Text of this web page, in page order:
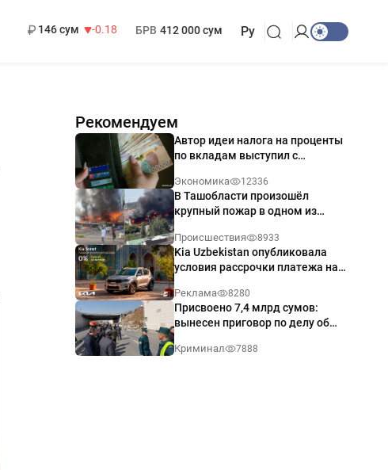
11 916 сум
28.92 МРОТ 1 271 000 сум Ру
Рекомендуем
Автор идеи налога на проценты
по вкладам выступил с
Экономика 12336
В Ташобласти произошёл
крупный пожар в одном из
Происшествия 8933
Kia Uzbekistan опубликовала
условия рассрочки платежа на
годовых
Реклама 8280
Присвоено 7,4 млрд сумов:
вынесен приговор по делу об
Ташкенте
Криминал 7888